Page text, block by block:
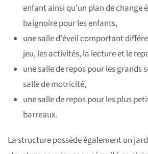
enfant ainsi qu'un plan de change
baignoire pour les enfants,
une salle d'éveil comportant
jeu, les activités, la lecture et le
une salle de repos pour les grands
salle de motricité,
une salle de repos pour les plus
barreaux.
La structure possède également un